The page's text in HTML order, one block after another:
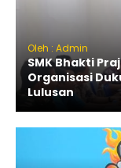
Oleh : Admin
SMK Bhakti
Organisasi
Lulusan